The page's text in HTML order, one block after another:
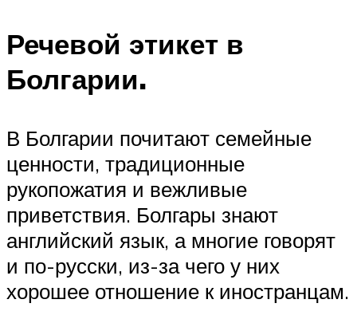
Речевой этикет в
Болгарии.
В Болгарии почитают семейные
ценности, традиционные
рукопожатия и вежливые
приветствия. Болгары знают
английский язык, а многие говорят
и по-русски, из-за чего у них
хорошее отношение к иностранцам.